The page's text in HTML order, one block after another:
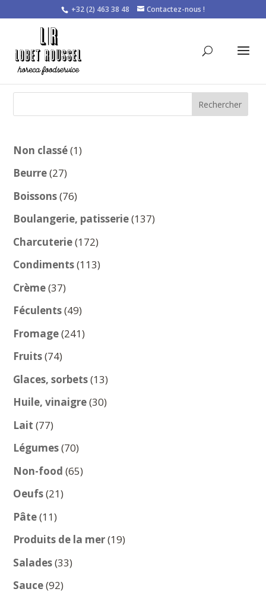
+32 (2) 463 38 48 Contactez-nous !
Rechercher
Non classé 11
Beurre 2727
produits
Boissons 7676
produits
Boulangerie, patisserie 137137
Charcuterie 172172
produits
Condiments 113113
Crème 3737
produits
Féculents 4949
produits
Fromage 241241
Fruits 7474
produits
Glaces, sorbets 1313
produits
Huile, vinaigre 3030
Lait 7777
produits
Légumes 7070
produits
Non-food 6565
Oeufs 2121
Pâte 1111
produits
Produits de la mer 1919
Salades 3333
Sauce 9292